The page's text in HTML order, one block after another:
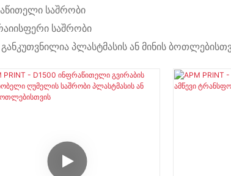
საშრობი
საშრობი
განკუთვნილია პლასტმასის ან მინის